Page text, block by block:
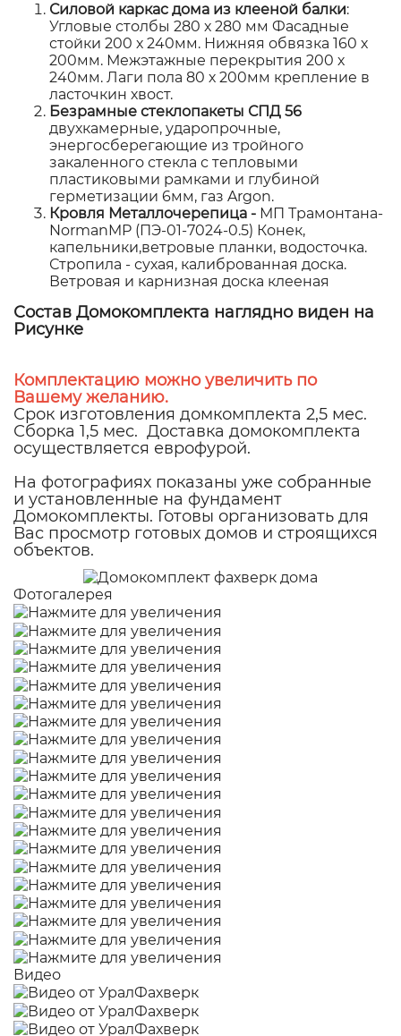
Силовой каркас дома из клееной балки:
Угловые столбы 280 х 280 мм Фасадные
стойки 200 х 240мм. Нижняя обвязка 160 х
200мм. Межэтажные перекрытия 200 х
240мм. Лаги пола 80 х 200мм крепление в
ласточкин хвост.
Безрамные стеклопакеты СПД 56
двухкамерные, ударопрочные,
энергосберегающие из тройного
закаленного стекла с тепловыми
пластиковыми рамками и глубиной
герметизации 6мм, газ Argon.
Кровля Металлочерепица - МП Трамонтана-
NormanMP (ПЭ-01-7024-0.5) Конек,
капельники,ветровые планки, водосточка.
Стропила - сухая, калиброванная доска.
Ветровая и карнизная доска клееная
Состав Домокомплекта наглядно виден на
Рисунке
Комплектацию можно увеличить по
Вашему желанию.
Срок изготовления домкомплекта 2,5 мес.
Сборка 1,5 мес. Доставка домокомплекта
осуществляется еврофурой.
На фотографиях показаны уже собранные
и установленные на фундамент
Домокомплекты. Готовы организовать для
Вас просмотр готовых домов и строящихся
объектов.
Фотогалерея
Видео